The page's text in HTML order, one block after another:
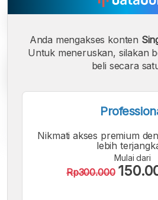
Font
A
Font
Anda mengakses konten
Untuk meneruskan, silakan
beli secara
Nikmati akses premium
lebih
Mulai dari
Rp300.000